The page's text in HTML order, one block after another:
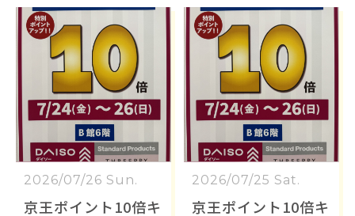
2026/07/26 Sun.
京王ポイント10倍キ
2026/07/25 Sat.
京王ポイント10倍キ